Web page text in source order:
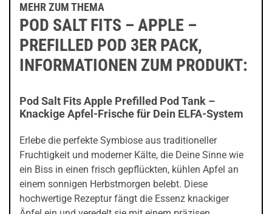
MEHR ZUM THEMA
POD SALT FITS – APPLE –
PREFILLED POD 3ER PACK,
INFORMATIONEN ZUM PRODUKT:
Pod Salt Fits Apple Prefilled Pod Tank –
Knackige Apfel-Frische für Dein ELFA-System
Erlebe die perfekte Symbiose aus traditioneller
Fruchtigkeit und moderner Kälte, die Deine Sinne wie
ein Biss in einen frisch gepflückten, kühlen Apfel an
einem sonnigen Herbstmorgen belebt. Diese
hochwertige Rezeptur fängt die Essenz knackiger